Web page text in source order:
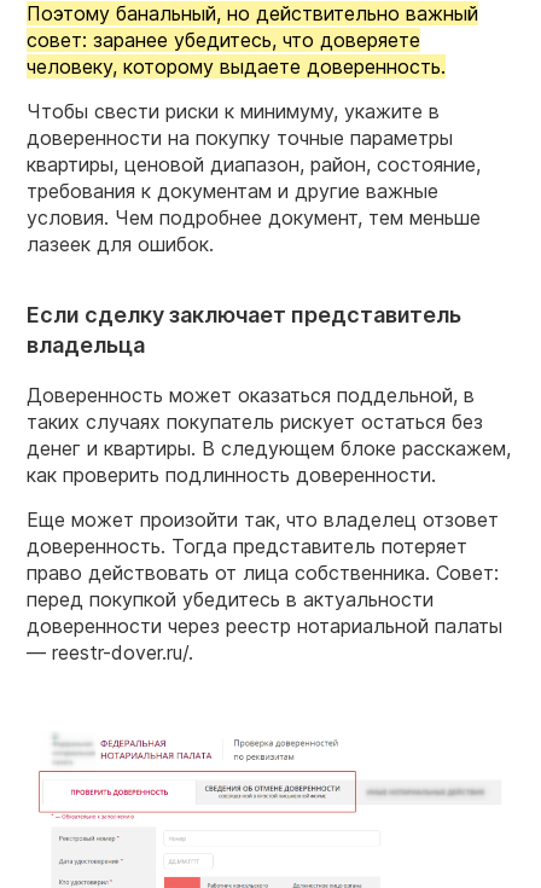
Поэтому банальный, но действительно важный
совет: заранее убедитесь, что доверяете
человеку, которому выдаете доверенность.
Чтобы свести риски к минимуму, укажите в
доверенности на покупку точные параметры
квартиры, ценовой диапазон, район, состояние,
требования к документам и другие важные
условия. Чем подробнее документ, тем меньше
лазеек для ошибок.
Если сделку заключает представитель
владельца
Доверенность может оказаться поддельной, в
таких случаях покупатель рискует остаться без
денег и квартиры. В следующем блоке расскажем,
как проверить подлинность доверенности.
Еще может произойти так, что владелец отзовет
доверенность. Тогда представитель потеряет
право действовать от лица собственника. Совет:
перед покупкой убедитесь в актуальности
доверенности через реестр нотариальной палаты
— reestr-dover.ru/.